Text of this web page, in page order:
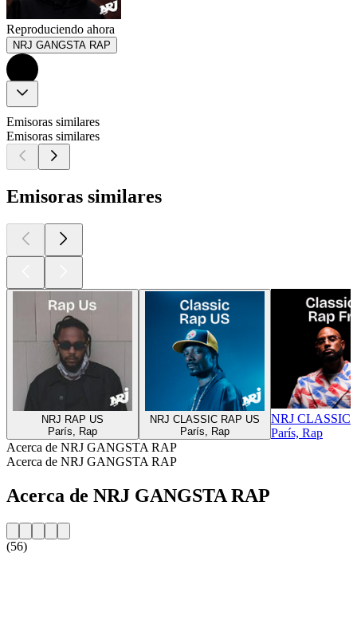
Reproduciendo ahora
NRJ GANGSTA RAP
Emisoras similares
Emisoras similares
Emisoras similares
NRJ RAP US
París, Rap
NRJ CLASSIC RAP US
París, Rap
NRJ CLASSIC
París, Rap
Acerca de NRJ GANGSTA RAP
Acerca de NRJ GANGSTA RAP
Acerca de NRJ GANGSTA RAP
(56)